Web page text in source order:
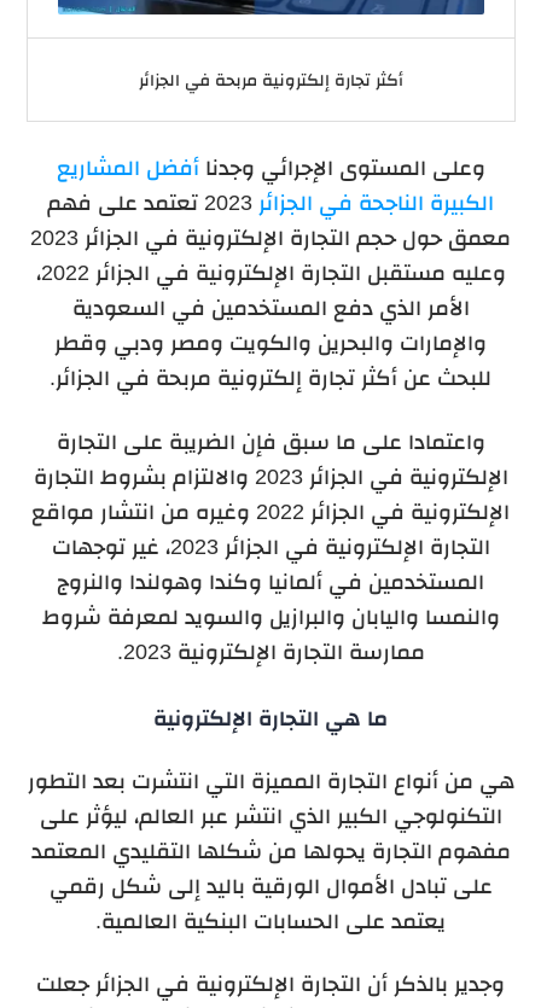
أكثر تجارة إلكترونية مربحة في الجزائر
وعلى المستوى الإجرائي وجدناأفضل المشاريع
الكبيرة الناجحة في الجزائر
2023 تعتمد على فهم
معمق حول حجم التجارة الإلكترونية في الجزائر 2023
وعليه مستقبل التجارة الإلكترونية في الجزائر 2022،
الأمر الذي دفع المستخدمين في السعودية
والإمارات والبحرين والكويت ومصر ودبي وقطر
للبحث عن أكثر تجارة إلكترونية مربحة في الجزائر.
واعتمادا على ما سبق فإن الضريبة على التجارة
الإلكترونية في الجزائر 2023 والالتزام بشروط التجارة
الإلكترونية في الجزائر 2022 وغيره من انتشار مواقع
التجارة الإلكترونية في الجزائر 2023، غير توجهات
المستخدمين في ألمانيا وكندا وهولندا والنروج
والنمسا واليابان والبرازيل والسويد لمعرفة شروط
ممارسة التجارة الإلكترونية 2023.
ما هي التجارة الإلكترونية
هي من أنواع التجارة المميزة التي انتشرت بعد التطور
التكنولوجي الكبير الذي انتشر عبر العالم، ليؤثر على
مفهوم التجارة يحولها من شكلها التقليدي المعتمد
على تبادل الأموال الورقية باليد إلى شكل رقمي
يعتمد على الحسابات البنكية العالمية.
وجدير بالذكر أن التجارة الإلكترونية في الجزائر جعلت